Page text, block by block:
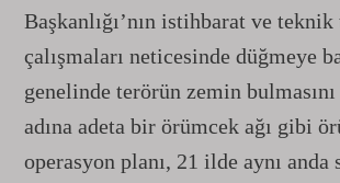
Başkanlığı’nın istihbarat ve
çalışmaları neticesinde düğmeye
genelinde terörün zemin
adına adeta bir örümcek ağı gibi
operasyon planı, 21 ilde aynı anda